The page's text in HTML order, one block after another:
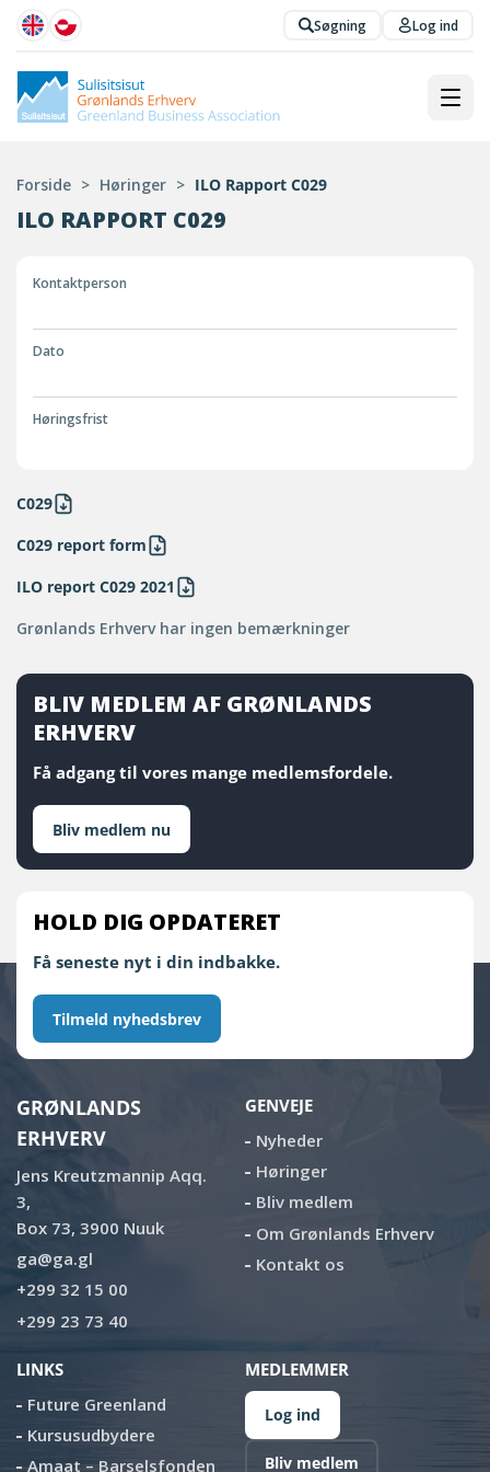
Søgning Log ind
Forside > Høringer > ILO Rapport C029
ILO RAPPORT C029
Kontaktperson
Dato
Høringsfrist
C029
C029 report form
ILO report C029 2021
Grønlands Erhverv har ingen bemærkninger
BLIV MEDLEM AF GRØNLANDS
ERHVERV
Få adgang til vores mange medlemsfordele.
Bliv medlem nu
HOLD DIG OPDATERET
Få seneste nyt i din indbakke.
Tilmeld nyhedsbrev
GRØNLANDS
ERHVERV
Jens Kreutzmannip Aqq.
3,
Box 73, 3900 Nuuk
ga@ga.gl
+299 32 15 00
+299 23 73 40
GENVEJE
Nyheder
Høringer
Bliv medlem
Om Grønlands Erhverv
Kontakt os
LINKS
Future Greenland
Kursusudbydere
Amaat – Barselsfonden
MEDLEMMER
Log ind
Bliv medlem